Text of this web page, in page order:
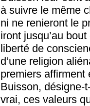
à suivre le même
ni ne renieront le
iront jusqu’au
liberté de
d’une religion
premiers affirment
Buisson, désigne-
vrai, ces valeurs